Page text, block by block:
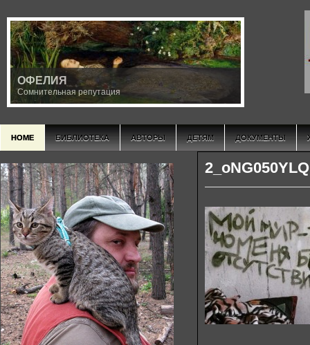
ОФЕЛИЯ
Сомнительная репутация
HOME БИБЛИОТЕКА АВТОРЫ ДЕТЯМ ДОКУМЕНТЫ
2_oNG050YLQ